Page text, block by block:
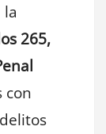
265,
con